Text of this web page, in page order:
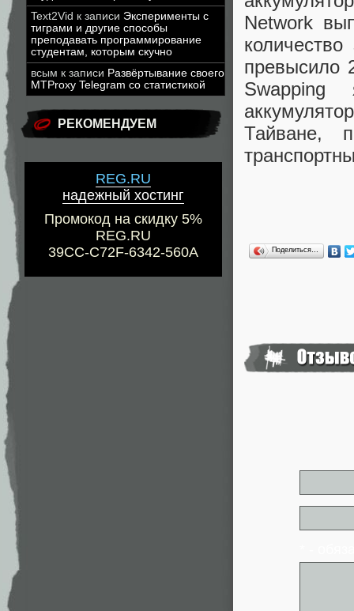
Text2Vid к записи Эксперименты с
тиграми и другие способы
преподавать программирование
студентам, которым скучно
всым к записи Развёртывание своего
MTProxy Telegram со статистикой
РЕКОМЕНДУЕМ
REG.RU
надежный хостинг
Промокод на скидку 5%
REG.RU
39CC-C72F-6342-560A
Network
превысило
Swapping
Тайване,
Поделиться…